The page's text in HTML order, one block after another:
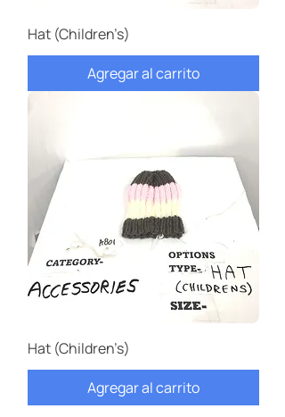
Hat (Children’s)
Agregar al carrito
Hat (Children’s)
Agregar al carrito